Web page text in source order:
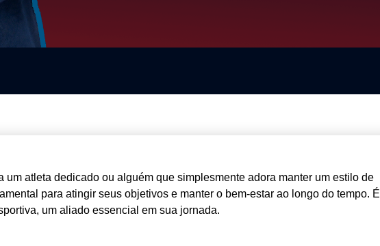
um atleta dedicado ou alguém que simplesmente adora manter um estilo de
para atingir seus objetivos e manter o bem-estar ao longo do tempo. É
um aliado essencial em sua jornada.